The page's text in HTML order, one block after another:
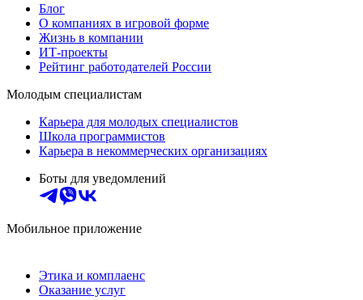
Блог
О компаниях в игровой форме
Жизнь в компании
ИТ-проекты
Рейтинг работодателей России
Молодым специалистам
Карьера для молодых специалистов
Школа программистов
Карьера в некоммерческих организациях
Боты для уведомлений
Мобильное приложение
Этика и комплаенс
Оказание услуг